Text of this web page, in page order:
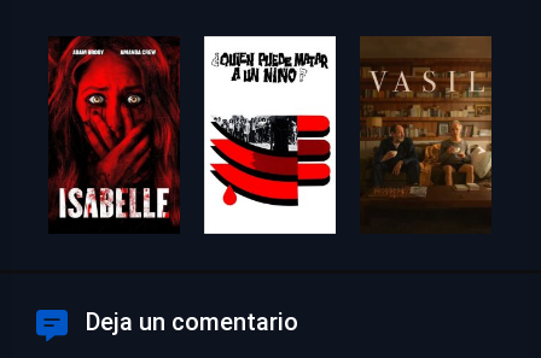
Deja un comentario